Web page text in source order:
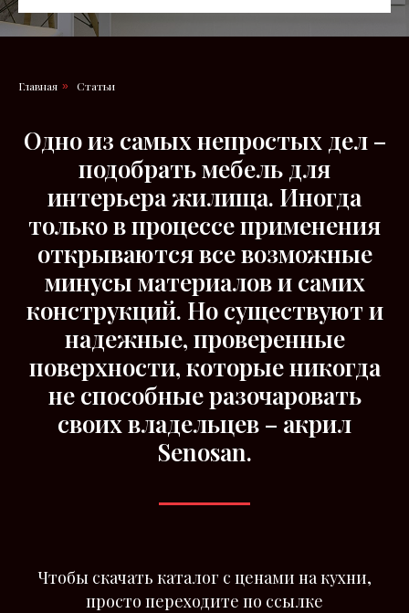
Главная » Статьи
Одно из самых непростых дел –
подобрать мебель для
интерьера жилища. Иногда
только в процессе применения
открываются все возможные
минусы материалов и самих
конструкций. Но существуют и
надежные, проверенные
поверхности, которые никогда
не способные разочаровать
своих владельцев – акрил
Senosan.
Чтобы скачать каталог с ценами на кухни,
просто переходите по ссылке